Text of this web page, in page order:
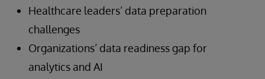
Healthcare leaders’ data preparation
challenges
Organizations’ data readiness gap for
analytics and AI